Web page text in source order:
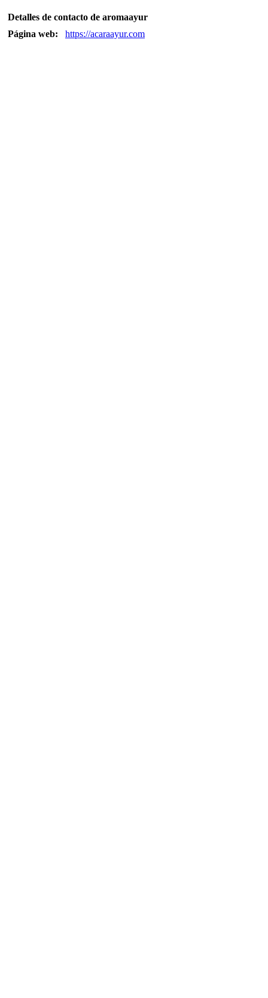
Detalles de contacto de aromaayur
Página web:
https://acaraayur.com